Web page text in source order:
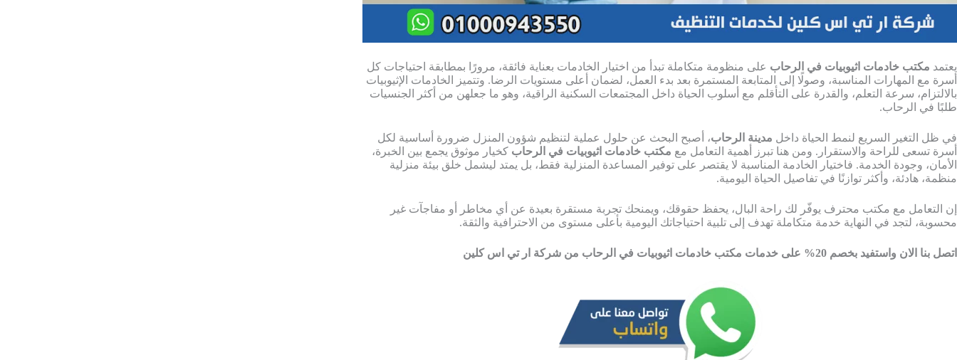
يعتمد مكتب خادمات اثيوبيات في الرحاب على منظومة متكاملة تبدأ من اختيار الخادمات بعناية فائقة، مرورًا بمطابقة احتياجات كل
أسرة مع المهارات المناسبة، وصولًا إلى المتابعة المستمرة بعد بدء العمل، لضمان أعلى مستويات الرضا. وتتميز الخادمات الإثيوبيات
بالالتزام، سرعة التعلم، والقدرة على التأقلم مع أسلوب الحياة داخل المجتمعات السكنية الراقية، وهو ما جعلهن من أكثر الجنسيات
طلبًا في الرحاب.
في ظل التغير السريع لنمط الحياة داخل مدينة الرحاب، أصبح البحث عن حلول عملية لتنظيم شؤون المنزل ضرورة أساسية لكل
أسرة تسعى للراحة والاستقرار. ومن هنا تبرز أهمية التعامل مع مكتب خادمات اثيوبيات في الرحاب كخيار موثوق يجمع بين الخبرة،
الأمان، وجودة الخدمة. فاختيار الخادمة المناسبة لا يقتصر على توفير المساعدة المنزلية فقط، بل يمتد ليشمل خلق بيئة منزلية
منظمة، هادئة، وأكثر توازنًا في تفاصيل الحياة اليومية.
إن التعامل مع مكتب محترف يوفّر لك راحة البال، يحفظ حقوقك، ويمنحك تجربة مستقرة بعيدة عن أي مخاطر أو مفاجآت غير
محسوبة، لتجد في النهاية خدمة متكاملة تهدف إلى تلبية احتياجاتك اليومية بأعلى مستوى من الاحترافية والثقة.
اتصل بنا الان واستفيد بخصم 20% على خدمات مكتب خادمات اثيوبيات في الرحاب من شركة ار تي اس كلين